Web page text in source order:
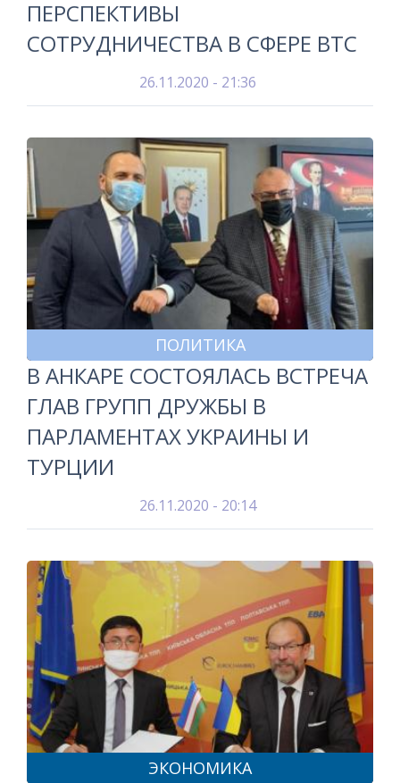
ПЕРСПЕКТИВЫ
СОТРУДНИЧЕСТВА В СФЕРЕ ВТС
26.11.2020 - 21:36
ПОЛИТИКА
В АНКАРЕ СОСТОЯЛАСЬ ВСТРЕЧА
ГЛАВ ГРУПП ДРУЖБЫ В
ПАРЛАМЕНТАХ УКРАИНЫ И
ТУРЦИИ
26.11.2020 - 20:14
ЭКОНОМИКА